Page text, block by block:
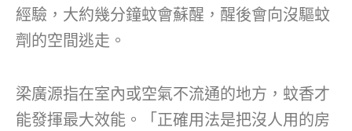
經驗，大約幾分鐘蚊會蘇醒，醒後會向沒驅蚊
劑的空間逃走。
梁廣源指在室內或空氣不流通的地方，蚊香才
能發揮最大效能。「正確用法是把沒人用的房